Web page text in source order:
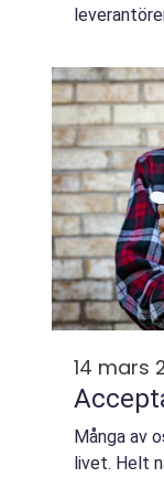
14 mars
Många av
livet. Helt